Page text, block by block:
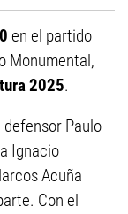
en el partido
Monumental,
2025.
defensor Paulo
Ignacio
Acuña
Con el